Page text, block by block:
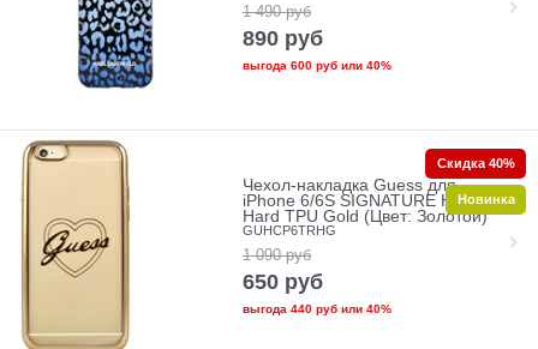
1 490 руб
890 руб
выгода 600 рубили 40%
Чехол-накладка Guess для
iPhone 6/6S SIGNATURE HEART
Hard TPU Gold (Цвет: Золотой)
GUHCP6TRHG
1 090 руб
650 руб
выгода 440 рубили 40%
Скидка 40%
Новинка